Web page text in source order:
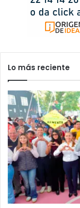
Lo más reciente